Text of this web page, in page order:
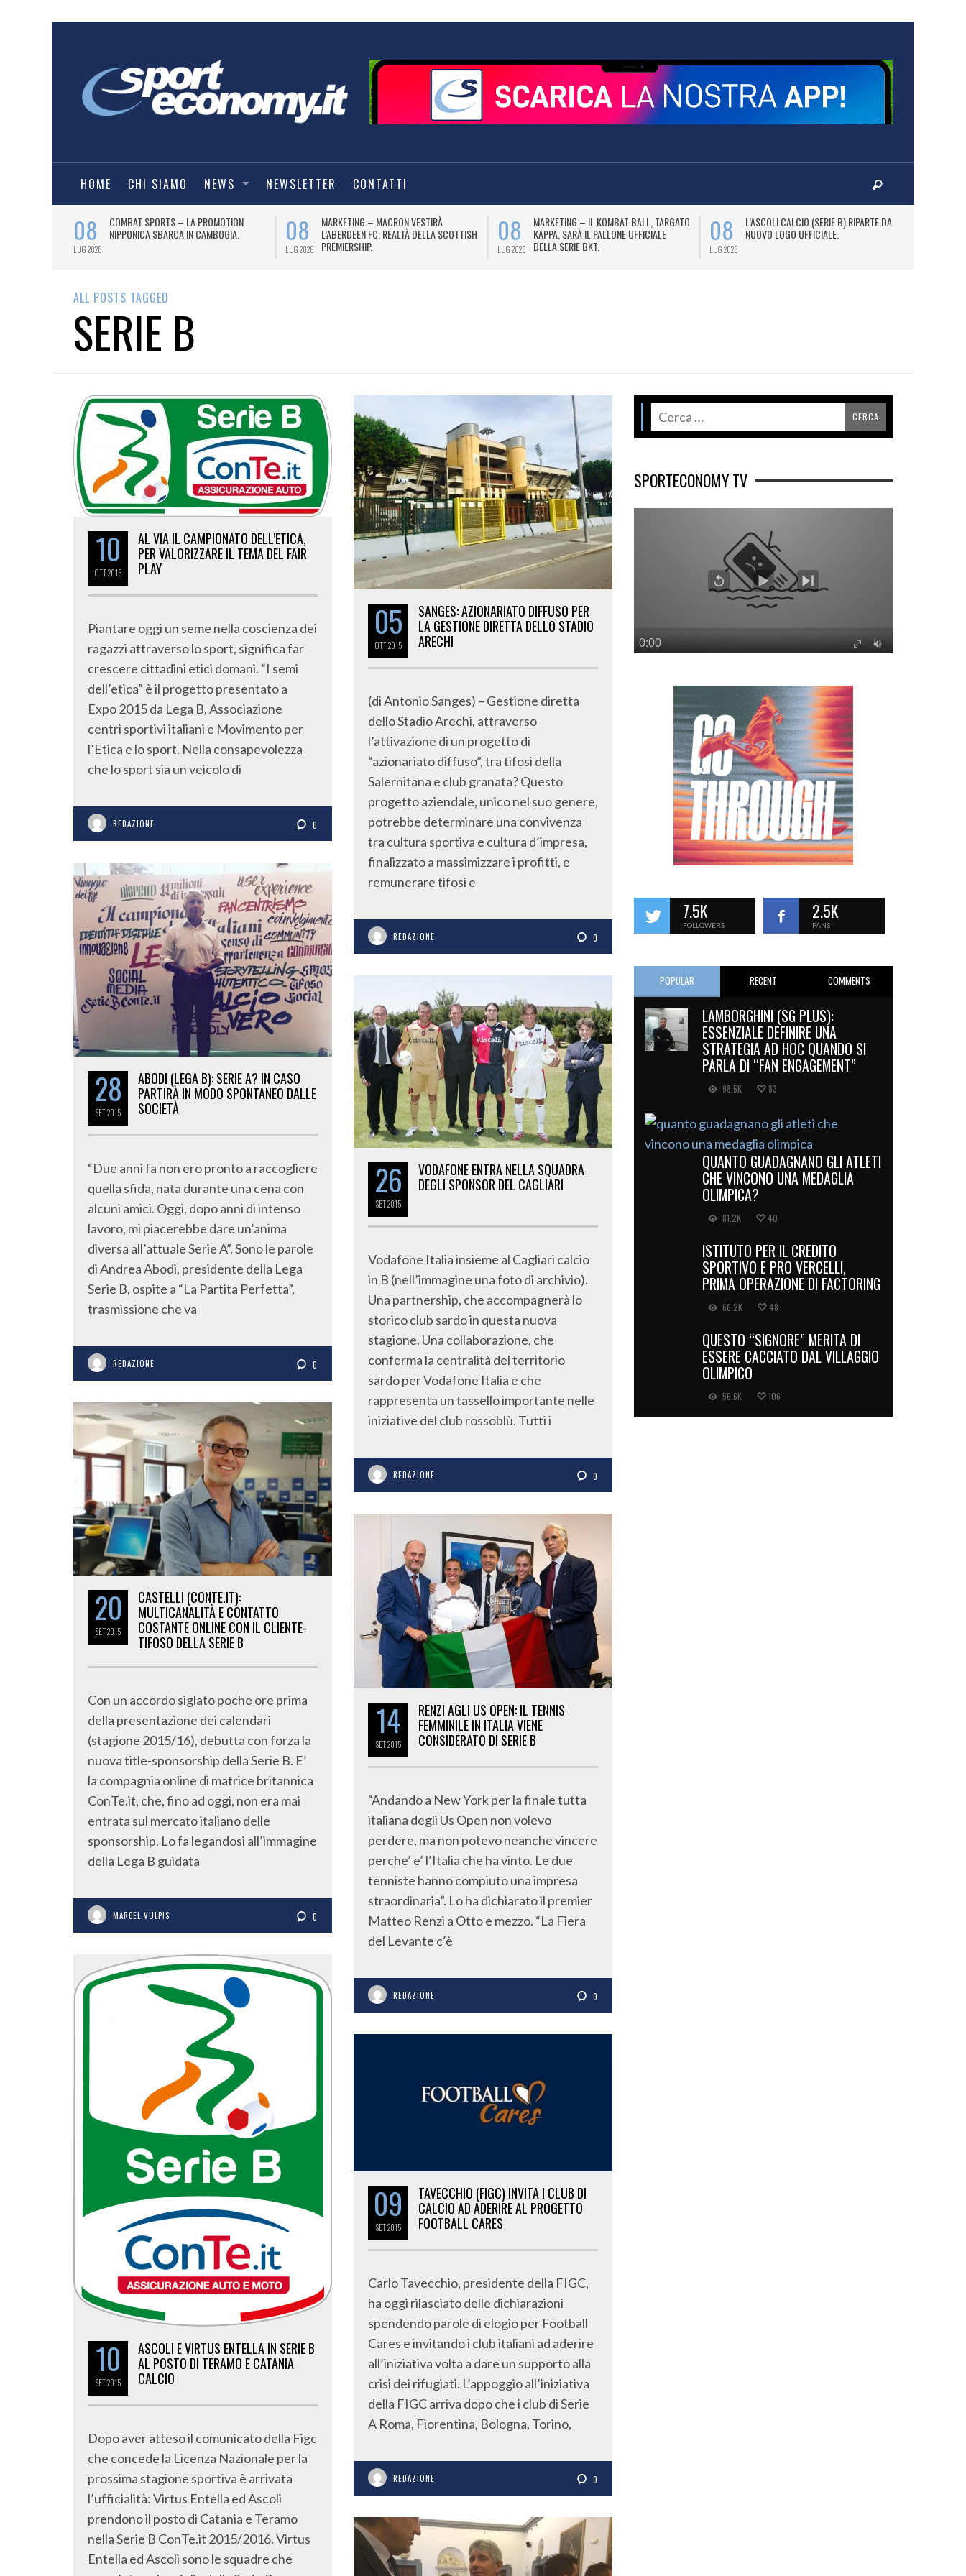
HOME CHI SIAMO NEWS NEWSLETTER CONTATTI
08
LUG 2026
COMBAT SPORTS – LA PROMOTION
NIPPONICA SBARCA IN CAMBOGIA.
08
LUG 2026
MARKETING – MACRON VESTIRÀ
L’ABERDEEN FC, REALTÀ DELLA SCOTTISH
PREMIERSHIP.
08
LUG 2026
MARKETING – IL KOMBAT BALL, TARGATO
KAPPA, SARÀ IL PALLONE UFFICIALE
DELLA SERIE BKT.
08
LUG 2026
L’ASCOLI CALCIO (SERIE B) RIPARTE DAL
NUOVO LOGO UFFICIALE.
ALL POSTS TAGGED
SERIE B
10
OTT2015
AL VIA IL CAMPIONATO DELL’ETICA,
PER VALORIZZARE IL TEMA DEL FAIR
PLAY
Piantare oggi un seme nella coscienza dei
ragazzi attraverso lo sport, significa far
crescere cittadini etici domani. “I semi
dell’etica” è il progetto presentato a
Expo 2015 da Lega B, Associazione
centri sportivi italiani e Movimento per
l’Etica e lo sport. Nella consapevolezza
che lo sport sia un veicolo di
REDAZIONE 0
05
OTT2015
SANGES: AZIONARIATO DIFFUSO PER
LA GESTIONE DIRETTA DELLO STADIO
ARECHI
(di Antonio Sanges) – Gestione diretta
dello Stadio Arechi, attraverso
l’attivazione di un progetto di
“azionariato diffuso”, tra tifosi della
Salernitana e club granata? Questo
progetto aziendale, unico nel suo genere,
potrebbe determinare una convivenza
tra cultura sportiva e cultura d’impresa,
finalizzato a massimizzare i profitti, e
remunerare tifosi e
REDAZIONE 0
28
SET2015
ABODI (LEGA B): SERIE A? IN CASO
PARTIRÀ IN MODO SPONTANEO DALLE
SOCIETÀ
“Due anni fa non ero pronto a raccogliere
quella sfida, nata durante una cena con
alcuni amici. Oggi, dopo anni di intenso
lavoro, mi piacerebbe dare un’anima
diversa all’attuale Serie A”. Sono le parole
di Andrea Abodi, presidente della Lega
Serie B, ospite a “La Partita Perfetta”,
trasmissione che va
REDAZIONE 0
26
SET2015
VODAFONE ENTRA NELLA SQUADRA
DEGLI SPONSOR DEL CAGLIARI
Vodafone Italia insieme al Cagliari calcio
in B (nell’immagine una foto di archivio).
Una partnership, che accompagnerà lo
storico club sardo in questa nuova
stagione. Una collaborazione, che
conferma la centralità del territorio
sardo per Vodafone Italia e che
rappresenta un tassello importante nelle
iniziative del club rossoblù. Tutti i
REDAZIONE 0
20
SET2015
CASTELLI (CONTE.IT):
MULTICANALITÀ E CONTATTO
COSTANTE ONLINE CON IL CLIENTE-
TIFOSO DELLA SERIE B
Con un accordo siglato poche ore prima
della presentazione dei calendari
(stagione 2015/16), debutta con forza la
nuova title-sponsorship della Serie B. E’
la compagnia online di matrice britannica
ConTe.it, che, fino ad oggi, non era mai
entrata sul mercato italiano delle
sponsorship. Lo fa legandosi all’immagine
della Lega B guidata
MARCEL VULPIS 0
14
SET2015
RENZI AGLI US OPEN: IL TENNIS
FEMMINILE IN ITALIA VIENE
CONSIDERATO DI SERIE B
“Andando a New York per la finale tutta
italiana degli Us Open non volevo
perdere, ma non potevo neanche vincere
perche’ e’ l’Italia che ha vinto. Le due
tenniste hanno compiuto una impresa
straordinaria”. Lo ha dichiarato il premier
Matteo Renzi a Otto e mezzo. “La Fiera
del Levante c’è
REDAZIONE 0
10
SET2015
ASCOLI E VIRTUS ENTELLA IN SERIE B
AL POSTO DI TERAMO E CATANIA
CALCIO
Dopo aver atteso il comunicato della Figc
che concede la Licenza Nazionale per la
prossima stagione sportiva è arrivata
l’ufficialità: Virtus Entella ed Ascoli
prendono il posto di Catania e Teramo
nella Serie B ConTe.it 2015/2016. Virtus
Entella ed Ascoli sono le squadre che
09
SET2015
TAVECCHIO (FIGC) INVITA I CLUB DI
CALCIO AD ADERIRE AL PROGETTO
FOOTBALL CARES
Carlo Tavecchio, presidente della FIGC,
ha oggi rilasciato delle dichiarazioni
spendendo parole di elogio per Football
Cares e invitando i club italiani ad aderire
all’iniziativa volta a dare un supporto alla
crisi dei rifugiati. L’appoggio all’iniziativa
della FIGC arriva dopo che i club di Serie
A Roma, Fiorentina, Bologna, Torino,
REDAZIONE 0
SPORTECONOMY TV
7.5K
FOLLOWERS
2.5K
FANS
POPULAR RECENT COMMENTS
LAMBORGHINI (SG PLUS):
ESSENZIALE DEFINIRE UNA
STRATEGIA AD HOC QUANDO SI
PARLA DI “FAN ENGAGEMENT”
98.5K 83
QUANTO GUADAGNANO GLI ATLETI
CHE VINCONO UNA MEDAGLIA
OLIMPICA?
81.2K 40
ISTITUTO PER IL CREDITO
SPORTIVO E PRO VERCELLI,
PRIMA OPERAZIONE DI FACTORING
66.2K 48
QUESTO “SIGNORE” MERITA DI
ESSERE CACCIATO DAL VILLAGGIO
OLIMPICO
56.6K 106